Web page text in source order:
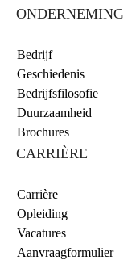
ONDERNEMING
Bedrijf
Geschiedenis
Bedrijfsfilosofie
Duurzaamheid
Brochures
CARRIÈRE
Carrière
Opleiding
Vacatures
Aanvraagformulier